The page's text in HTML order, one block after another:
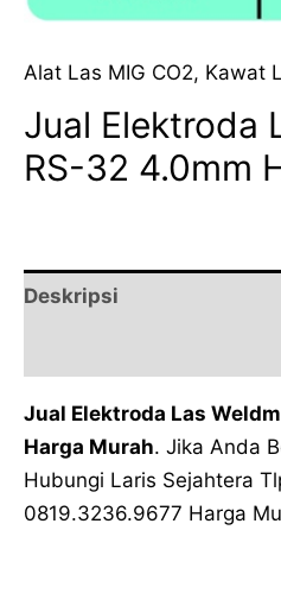
Alat Las MIG CO2, Kawat
Jual Elektroda
RS-32 4.0mm
Deskripsi
Jual Elektroda Las
Harga Murah. Jika Anda
Hubungi Laris Sejahtera
0819.3236.9677 Harga